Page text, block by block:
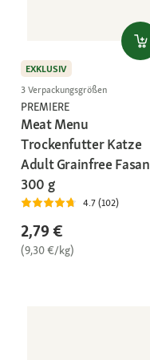
EXKLUSIV
3 Verpackungsgrößen
PREMIERE
Meat Menu
Trockenfutter Katze
Adult Grainfree Fasan
300 g
4.7 (102)
2,79 €
(9,30 €/kg)